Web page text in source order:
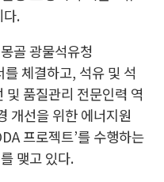
다.
골 광물석유청
체결하고, 석유 및 석
및 품질관리 전문인력 역
개선을 위한 에너지원
프로젝트’를 수행하는
맺고 있다.